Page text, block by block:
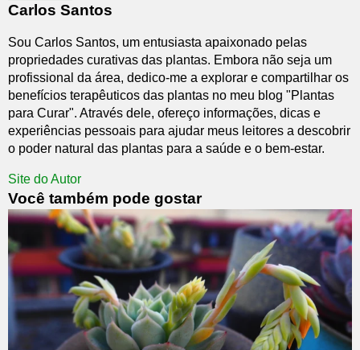
Carlos Santos
Sou Carlos Santos, um entusiasta apaixonado pelas
propriedades curativas das plantas. Embora não seja um
profissional da área, dedico-me a explorar e compartilhar os
benefícios terapêuticos das plantas no meu blog "Plantas
para Curar". Através dele, ofereço informações, dicas e
experiências pessoais para ajudar meus leitores a descobrir
o poder natural das plantas para a saúde e o bem-estar.
Site do Autor
Você também pode gostar